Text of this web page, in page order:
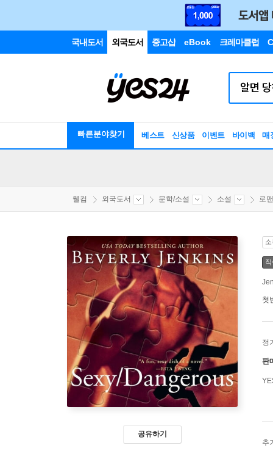
국내도서 외국도서 중고샵 eBook 크레마클럽
빠른분야찾기 베스트 신상품 이벤트 바이백 매
웰컴 외국도서 문학/소설 소설 로
공유하기
첫
정
판
추